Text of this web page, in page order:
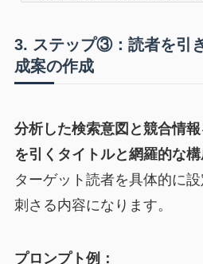
3. ステップ③：読者を引
成案の作成
分析した検索意図と競合情
を引くタイトルと網羅的な構
ターゲット読者を具体的に
刺さる内容になります。
プロンプト例：